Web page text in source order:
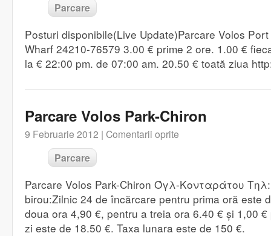
Parcare
Posturi disponibile(Live Update)Parcare Volos
Wharf 24210-76579 3.00 € prime 2 ore. 1.00 €
la € 22:00 pm. de 07:00 am. 20.50 € toată ziua
Parcare Volos Park-Chiron
9 Februarie 2012 | Comentarii oprite
Parcare
Parcare Volos Park-Chiron Όγλ-Κονταράτου
birou:Zilnic 24 de încărcare pentru prima oră este
doua ora 4,90 €, pentru a treia ora 6.40 € și 1,00
zi este de 18.50 €. Taxa lunara este de 150 €.